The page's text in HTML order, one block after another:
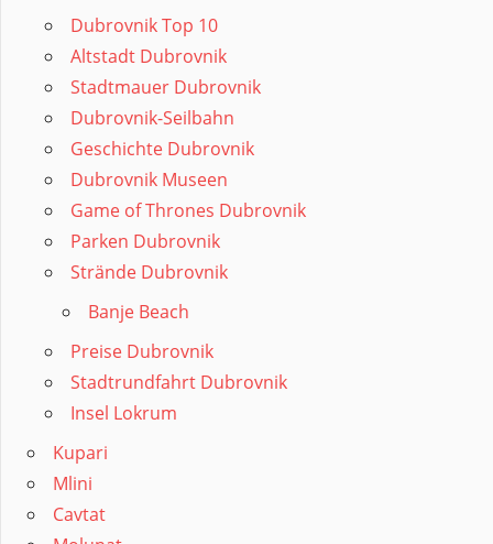
Dubrovnik Top 10
Altstadt Dubrovnik
Stadtmauer Dubrovnik
Dubrovnik-Seilbahn
Geschichte Dubrovnik
Dubrovnik Museen
Game of Thrones Dubrovnik
Parken Dubrovnik
Strände Dubrovnik
Banje Beach
Preise Dubrovnik
Stadtrundfahrt Dubrovnik
Insel Lokrum
Kupari
Mlini
Cavtat